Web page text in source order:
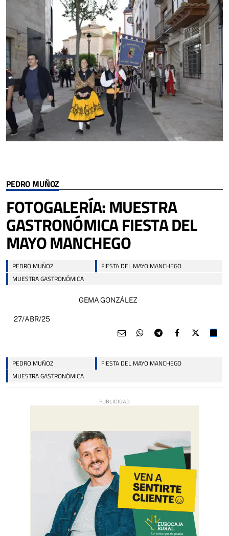
PEDRO MUÑOZ
FOTOGALERÍA: MUESTRA
GASTRONÓMICA FIESTA DEL
MAYO MANCHEGO
PEDRO MUÑOZ
FIESTA DEL MAYO MANCHEGO
MUESTRA GASTRONÓMICA
GEMA GONZÁLEZ
27/ABR/25
PEDRO MUÑOZ
FIESTA DEL MAYO MANCHEGO
MUESTRA GASTRONÓMICA